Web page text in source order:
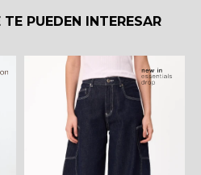
PUEDEN INTERESAR